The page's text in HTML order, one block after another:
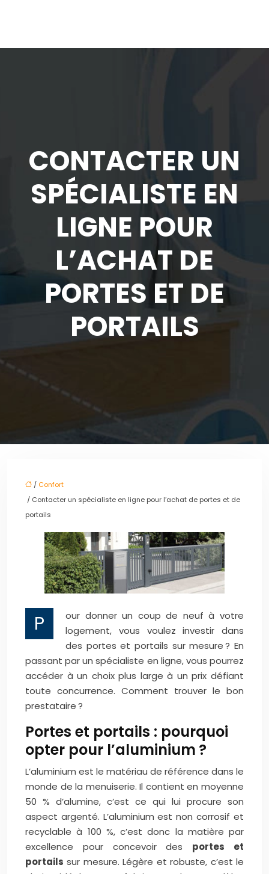
CONTACTER UN
SPÉCIALISTE EN
LIGNE POUR
L’ACHAT DE
PORTES ET DE
PORTAILS
/ Confort
/ Contacter un spécialiste en ligne pour l’achat de portes et de
portails
P
our donner un coup de neuf à votre
logement, vous voulez investir dans
des portes et portails sur mesure ? En
passant par un spécialiste en ligne, vous pourrez
accéder à un choix plus large à un prix défiant
toute concurrence. Comment trouver le bon
prestataire ?
Portes et portails : pourquoi
opter pour l’aluminium ?
L’aluminium est le matériau de référence dans le
monde de la menuiserie. Il contient en moyenne
50 % d’alumine, c’est ce qui lui procure son
aspect argenté. L’aluminium est non corrosif et
recyclable à 100 %, c’est donc la matière par
excellence pour concevoir des portes et
portails sur mesure. Légère et robuste, c’est le